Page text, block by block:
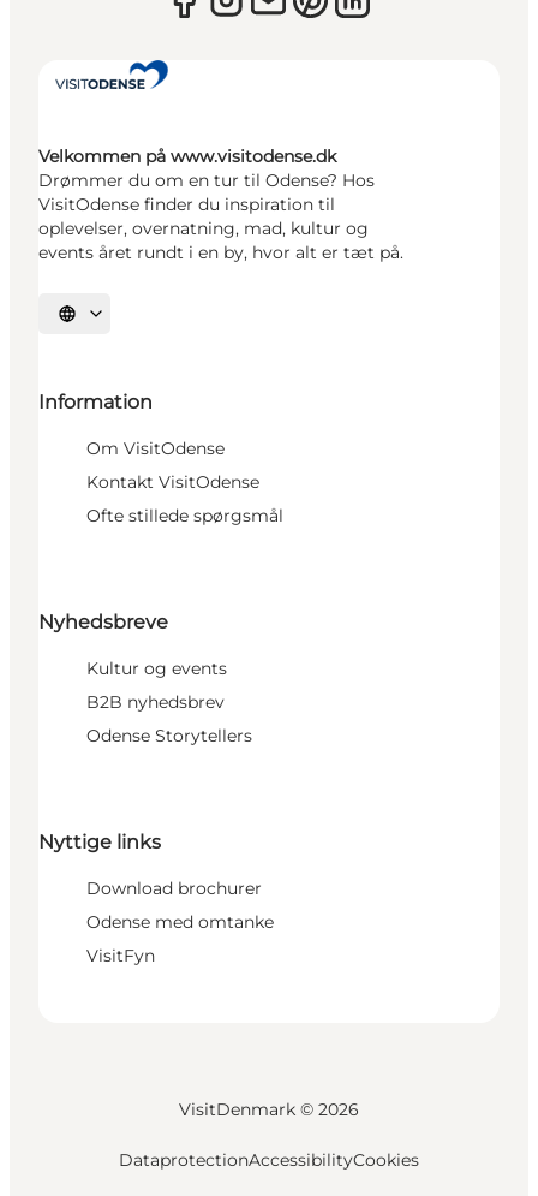
Velkommen på www.visitodense.dk
Drømmer du om en tur til Odense? Hos
VisitOdense finder du inspiration til
oplevelser, overnatning, mad, kultur og
events året rundt i en by, hvor alt er tæt på.
Vælg sprog
Information
Om VisitOdense
Kontakt VisitOdense
Ofte stillede spørgsmål
Nyhedsbreve
Kultur og events
B2B nyhedsbrev
Odense Storytellers
Nyttige links
Download brochurer
Odense med omtanke
VisitFyn
VisitDenmark © 2026
DataprotectionAccessibilityCookies